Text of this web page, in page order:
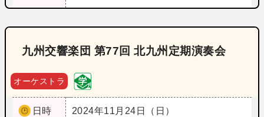
九州交響楽団 第77回 北九州定期演奏会
オーケストラ
日時
2024年11月24日（日）